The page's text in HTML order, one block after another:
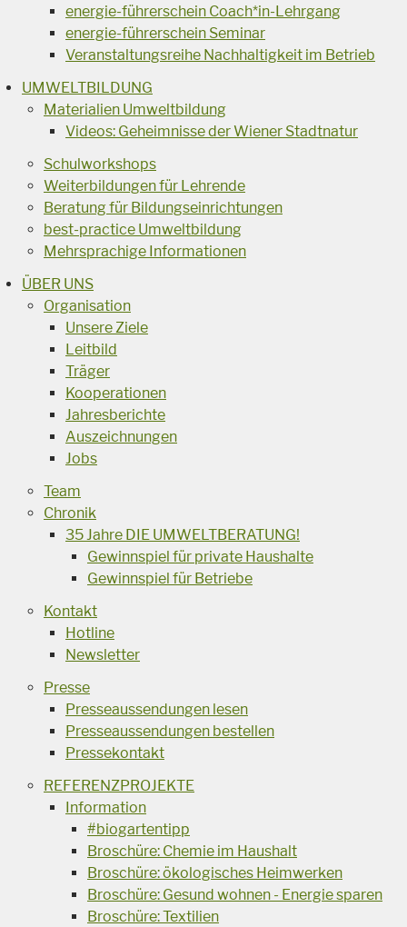
energie-führerschein Coach*in-Lehrgang
energie-führerschein Seminar
Veranstaltungsreihe Nachhaltigkeit im Betrieb
UMWELTBILDUNG
Materialien Umweltbildung
Videos: Geheimnisse der Wiener Stadtnatur
Schulworkshops
Weiterbildungen für Lehrende
Beratung für Bildungseinrichtungen
best-practice Umweltbildung
Mehrsprachige Informationen
ÜBER UNS
Organisation
Unsere Ziele
Leitbild
Träger
Kooperationen
Jahresberichte
Auszeichnungen
Jobs
Team
Chronik
35 Jahre DIE UMWELTBERATUNG!
Gewinnspiel für private Haushalte
Gewinnspiel für Betriebe
Kontakt
Hotline
Newsletter
Presse
Presseaussendungen lesen
Presseaussendungen bestellen
Pressekontakt
REFERENZPROJEKTE
Information
#biogartentipp
Broschüre: Chemie im Haushalt
Broschüre: ökologisches Heimwerken
Broschüre: Gesund wohnen - Energie sparen
Broschüre: Textilien